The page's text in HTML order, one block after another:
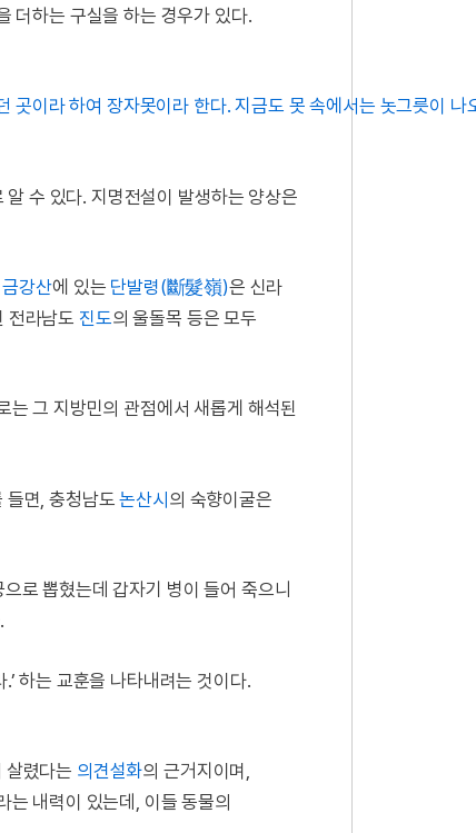
더하는 구실을 하는 경우가 있다.
이라 하여 장자못이라 한다. 지금도 못 속에서는 놋그릇이 나
알 수 있다. 지명전설이 발생하는 양상은
금강산에 있는 단발령(斷髮嶺)은 신라
전라남도 진도의 울돌목 등은 모두
그 지방민의 관점에서 새롭게 해석된
들면, 충청남도논산시의 숙향이굴은
로 뽑혔는데 갑자기 병이 들어 죽으니
하는 교훈을 나타내려는 것이다.
렸다는 의견설화의 근거지이며,
내력이 있는데, 이들 동물의